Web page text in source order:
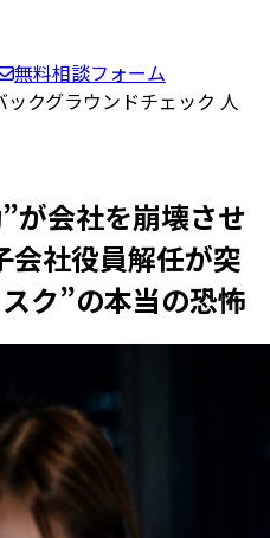
無料相談フォーム
ックグラウンドチェック 人
が会社を崩壊させ
会社役員解任が突
ク”の本当の恐怖